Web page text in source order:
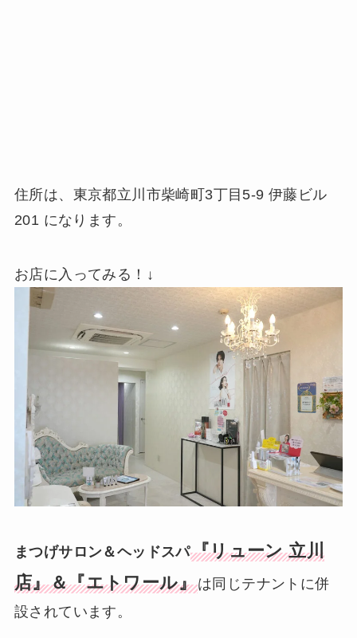
住所は、東京都立川市柴崎町3丁目5-9 伊藤ビル
201 になります。
お店に入ってみる！↓
まつげサロン＆ヘッドスパ『リューン 立川
店』＆『エトワール』は同じテナントに併
設されています。